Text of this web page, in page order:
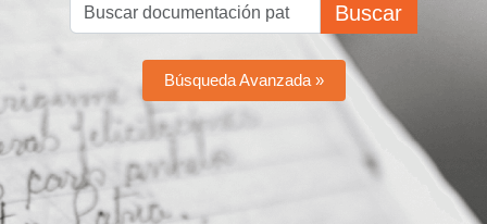
Buscar
Búsqueda Avanzada »